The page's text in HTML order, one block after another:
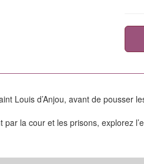
Louis d’Anjou, avant de
la cour et les prisons, explorez